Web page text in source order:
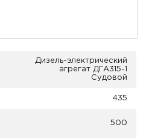
Дизель-электрический
агрегат ДГА315-1
Судовой
435
500